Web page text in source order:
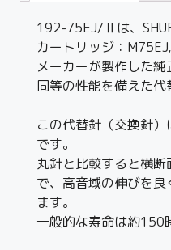
192-75EJ/Ⅱは、
カートリッジ：
メーカーが製作した
同等の性能を備えた代
この代替針（交換針
です。
丸針と比較すると横
で、高音域の伸びを
ます。
一般的な寿命は約150